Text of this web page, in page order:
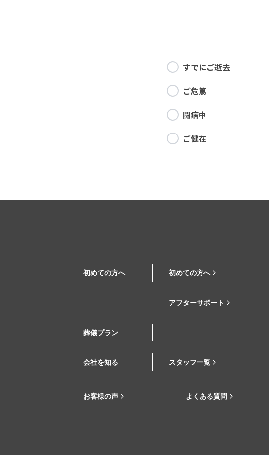
すでにご逝去
ご危篤
闘病中
ご健在
初めての方へ 初めての方へ
アフターサポート
葬儀プラン
会社を知る スタッフ一覧
お客様の声 よくある質問